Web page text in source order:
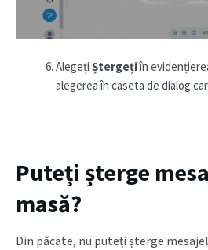
Alegeți Ștergețiîn
alegerea în caseta de dialog
Puteți șterge
masă?
Din păcate, nu puteți șterge